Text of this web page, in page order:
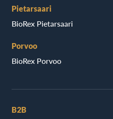
Pietarsaari
BioRex Pietarsaari
Porvoo
BioRex Porvoo
B2B